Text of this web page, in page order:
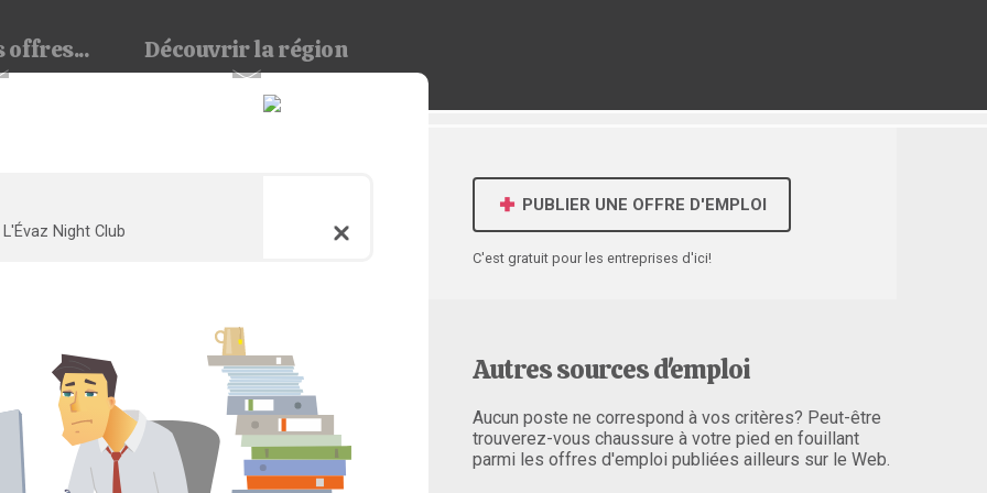
offres... Découvrirla région
Night Club
PUBLIER UNE OFFRE D'EMPLOI
C'est gratuit pour les entreprises d'ici!
Autres sources d'emploi
Aucun poste ne correspond à vos critères? Peut-être
trouverez-vous chaussure à votre pied en fouillant
parmi les offres d'emploi publiées ailleurs sur le Web.